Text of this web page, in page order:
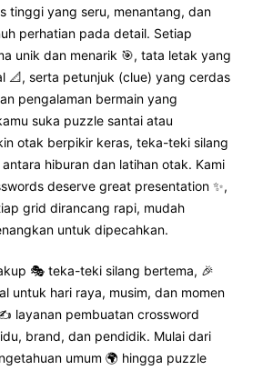
tinggi yang seru, menantang, dan
perhatian pada detail. Setiap
unik dan menarik 🎯, tata letak yang
📐, serta petunjuk (clue) yang cerdas
pengalaman bermain yang
suka puzzle santai atau
otak berpikir keras, teka-teki silang
hiburan dan latihan otak. Kami
deserve great presentation ✨,
grid dirancang rapi, mudah
untuk dipecahkan.
🎭 teka-teki silang bertema, 🎉
untuk hari raya, musim, dan momen
layanan pembuatan crossword
brand, dan pendidik. Mulai dari
umum 🌍 hingga puzzle